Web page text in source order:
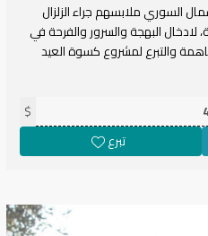
السوري ملابسهم جراء الزلزال
لادخال البهجة والسرور والفرحة في
والتبرع لمشروع كسوة العيد
$
تبرع